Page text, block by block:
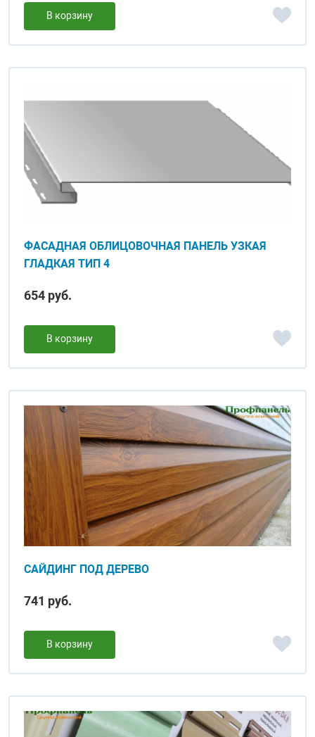
В корзину
ФАСАДНАЯ ОБЛИЦОВОЧНАЯ ПАНЕЛЬ УЗКАЯ
ГЛАДКАЯ ТИП 4
654 руб.
В корзину
САЙДИНГ ПОД ДЕРЕВО
741 руб.
В корзину